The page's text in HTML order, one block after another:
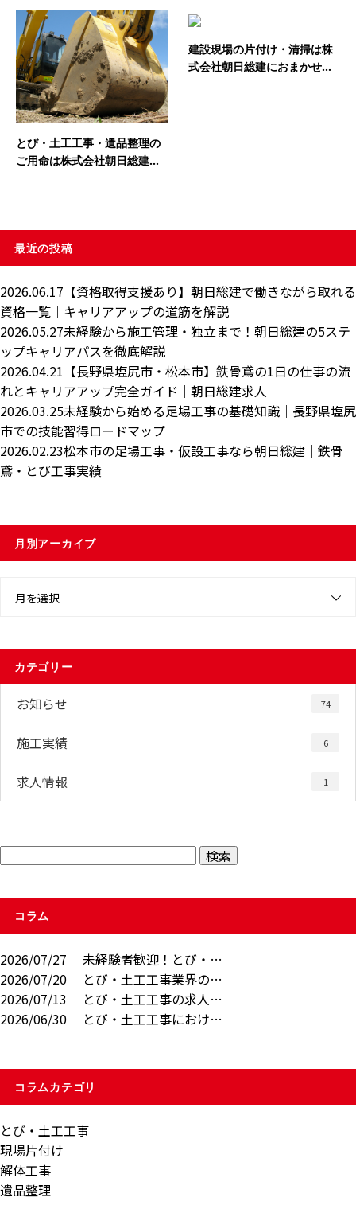
とび・土工工事・遺品整理の
ご用命は株式会社朝日総建...
建設現場の片付け・清掃は株
式会社朝日総建におまかせ...
最近の投稿
2026.06.17 【資格取得支援あり】朝日総建で働きながら取れる
資格一覧｜キャリアアップの道筋を解説
2026.05.27未経験から施工管理・独立まで！朝日総建の5ステ
ップキャリアパスを徹底解説
2026.04.21 【長野県塩尻市・松本市】鉄骨鳶の1日の仕事の流
れとキャリアアップ完全ガイド｜朝日総建求人
2026.03.25未経験から始める足場工事の基礎知識｜長野県塩尻
市での技能習得ロードマップ
2026.02.23松本市の足場工事・仮設工事なら朝日総建｜鉄骨
鳶・とび工事実績
月別アーカイブ
月を選択
カテゴリー
お知らせ 74
施工実績 6
求人情報 1
コラム
2026/07/27
未経験者歓迎！とび・…
2026/07/20
とび・土工工事業界の…
2026/07/13
とび・土工工事の求人…
2026/06/30
とび・土工工事におけ…
コラムカテゴリ
とび・土工工事
現場片付け
解体工事
遺品整理